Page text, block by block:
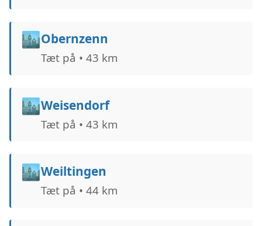
🏙️Obernzenn
Tæt på • 43 km
🏙️Weisendorf
Tæt på • 43 km
🏙️Weiltingen
Tæt på • 44 km